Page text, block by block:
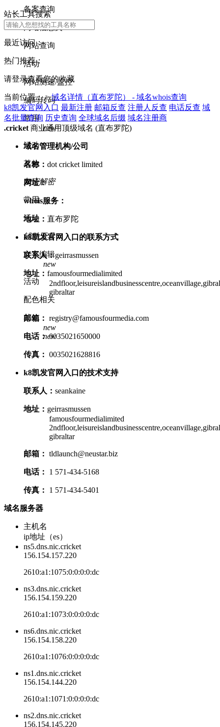
备案查询
网站信息类
网站查询
活动
网站测速/监控
编码转码
常用
new
活动
其他
加密解密
常用
活动
辅助工具
文字编辑
new
活动
配色相关
其他
new
new
站长工具搜索
最近访问：
热门推荐：
请登录查看您的收藏
当前位置： >域名详情（直布罗陀） - 域名whois查询
k8凯发官网入口 最新注册 邮箱反查 注册人反查 电话反查 域
名批量查询 历史查询 全球域名后缀 域名注册商
.cricket 商业通用顶级域名 (直布罗陀)
域名管理机构/公司
名称： dot cricket limited
网址：
whois服务：
地址： 直布罗陀
k8凯发官网入口的联系方式
联系人：geirrasmussen
地址： famousfourmedialimited
gibraltar
邮箱： registry@famousfourmedia.com
电话：0035021650000
传真： 0035021628816
k8凯发官网入口的技术支持
联系人： seankaine
地址： geirrasmussen
famousfourmedialimited
gibraltar
邮箱： tldlaunch@neustar.biz
电话： 1 571-434-5168
传真： 1 571-434-5401
域名服务器
主机名
ip地址（es）
ns5.dns.nic.cricket
156.154.157.220
2610:a1:1075:0:0:0:0:dc
ns3.dns.nic.cricket
156.154.159.220
2610:a1:1073:0:0:0:0:dc
ns6.dns.nic.cricket
156.154.158.220
2610:a1:1076:0:0:0:0:dc
ns1.dns.nic.cricket
156.154.144.220
2610:a1:1071:0:0:0:0:dc
ns2.dns.nic.cricket
156.154.145.220